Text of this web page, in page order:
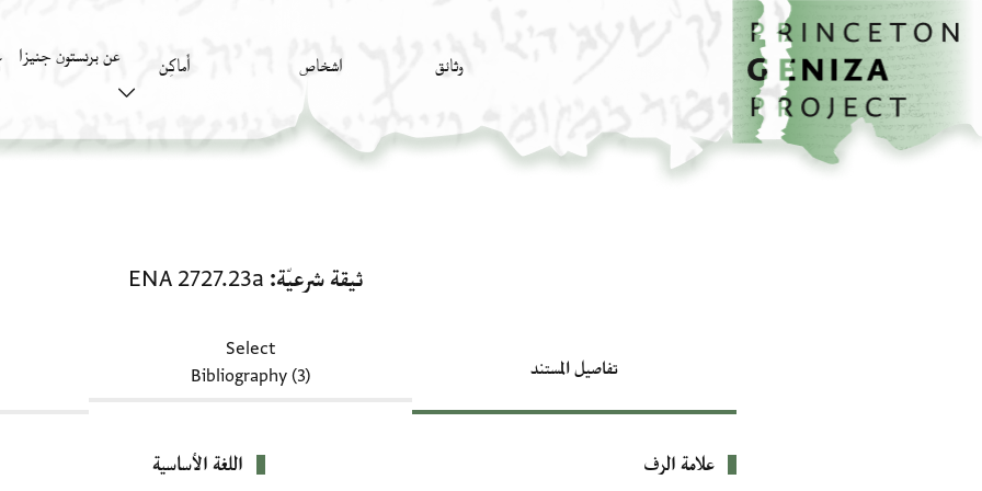
تخطي إلى المحتوى الرئيسي
الصفحة الرئيسية
وثائق اشخاص أَماكِن عن برنستون جنيزا
ثيقة شرعيّة ENA 2727.23a
تفاصيل المستند
Select
Bibliography (3)
بيانات التعريف
علامة الرف اللغة الأساسية